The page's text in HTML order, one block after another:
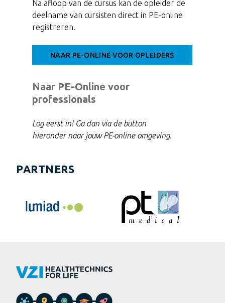
Na afloop van de cursus kan de opleider de
deelname van cursisten direct in PE-online
registreren.
NAAR PE-ONLINE VOOR OPLEIDERS
Naar PE-Online voor
professionals
Log eerst in! Ga dan via de button
hieronder naar jouw PE-online omgeving.
PARTNERS